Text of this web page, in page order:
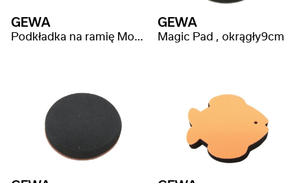
GEWA
Podkładka na ramię Model IIA - mała
GEWA
Magic Pad , okrągły9cm